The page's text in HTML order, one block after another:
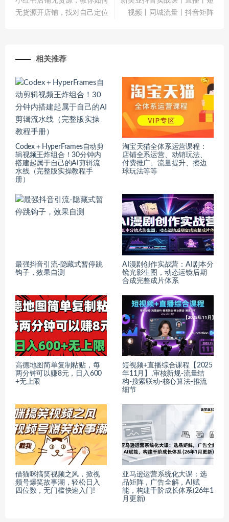
无货源开店铺，找对自己定位
视频丨同城流量丨抖音矩阵
相关推荐
Codex＋HyperFrames自动剪
辑视频王炸组合！30分钟内
搭建起属于自己的AI剪辑流
水线（完整版实操教程手
册）
淘宝天猫全体系运营课程：
店铺全系运营、动销玩法、
付费推广、流量提升、擦边
球玩法等等
最强抖音引流-隐藏式暂停跳
钩子，效果自测
AI漫剧创作实战营：AI剧本分
镜光影生图，动态运镜后期
合成完整成片体系
高德地图简单复制粘贴，每
两分钟可以赚8元，日入600
+无上限
短视频+直播综合课程【2025
年11月】,审核新规-流量结
构-搜索联动-核心算法-推流
细节
借猫咪搞笑视频之风，掀视
频号爆笑故事潮，轻松日入
四位数，无门槛快速入门!
亚马逊运营系统化大课：选
品矩阵，广告全解，AI赋
能，构建千阶成长体系(26年1
月更新)